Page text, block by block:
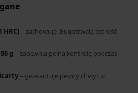
HRC) – zachowuje długotrwałą ostrość
g – zapewnia pełną kontrolę podczas
– gwarantuje pewny chwyt w